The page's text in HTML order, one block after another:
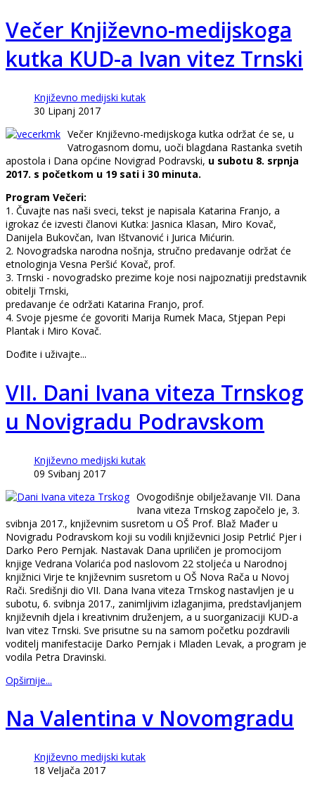
Večer Književno-medijskoga
kutka KUD-a Ivan vitez Trnski
Književno medijski kutak
30 Lipanj 2017
Večer Književno-medijskoga kutka održat će se, u
Vatrogasnom domu, uoči blagdana Rastanka svetih
apostola i Dana općine Novigrad Podravski, u subotu 8. srpnja
2017. s početkom u 19 sati i 30 minuta.
Program Večeri:
1. Čuvajte nas naši sveci, tekst je napisala Katarina Franjo, a
igrokaz će izvesti članovi Kutka: Jasnica Klasan, Miro Kovač,
Danijela Bukovčan, Ivan Ištvanović i Jurica Mićurin.
2. Novogradska narodna nošnja, stručno predavanje održat će
etnologinja Vesna Peršić Kovač, prof.
3. Trnski - novogradsko prezime koje nosi najpoznatiji predstavnik
obitelji Trnski,
predavanje će održati Katarina Franjo, prof.
4. Svoje pjesme će govoriti Marija Rumek Maca, Stjepan Pepi
Plantak i Miro Kovač.
Dođite i uživajte...
VII. Dani Ivana viteza Trnskog
u Novigradu Podravskom
Književno medijski kutak
09 Svibanj 2017
Ovogodišnje obilježavanje VII. Dana
Ivana viteza Trnskog započelo je, 3.
svibnja 2017., književnim susretom u OŠ Prof. Blaž Mađer u
Novigradu Podravskom koji su vodili književnici Josip Petrlić Pjer i
Darko Pero Pernjak. Nastavak Dana upriličen je promocijom
knjige Vedrana Volarića pod naslovom 22 stoljeća u Narodnoj
knjižnici Virje te književnim susretom u OŠ Nova Rača u Novoj
Rači. Središnji dio VII. Dana Ivana viteza Trnskog nastavljen je u
subotu, 6. svibnja 2017., zanimljivim izlaganjima, predstavljanjem
književnih djela i kreativnim druženjem, a u suorganizaciji KUD-a
Ivan vitez Trnski. Sve prisutne su na samom početku pozdravili
voditelj manifestacije Darko Pernjak i Mladen Levak, a program je
vodila Petra Dravinski.
Opširnije...
Na Valentina v Novomgradu
Književno medijski kutak
18 Veljača 2017